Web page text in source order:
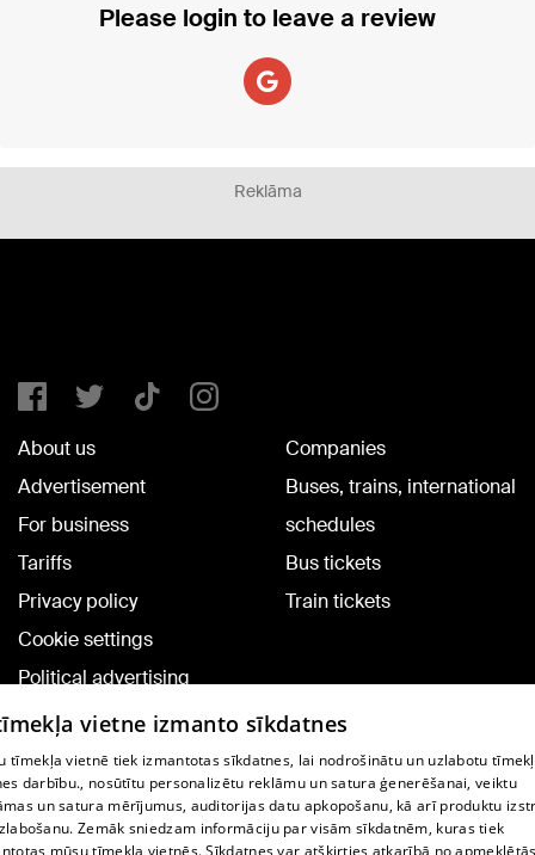
Please login to leave a review
Reklāma
About us
Advertisement
For business
Tariffs
Privacy policy
Cookie settings
Political advertising
Cookie policy
Commenting terms
Companies
Buses, trains, international
schedules
Bus tickets
Train tickets
TV program
Contract rules
vietne izmanto sīkdatnes
tīmekļa vietnē tiek izmantotas sīkdatnes, lai nodrošinātu un uzlabotu
darbību., nosūtītu personalizētu reklāmu un satura ģenerēšanai, veiktu
un satura mērījumus, auditorijas datu apkopošanu, kā arī produktu
Zemāk sniedzam informāciju par visām sīkdatnēm, kuras tiek
mūsu tīmekļa vietnēs. Sīkdatnes var atšķirties atkarībā no